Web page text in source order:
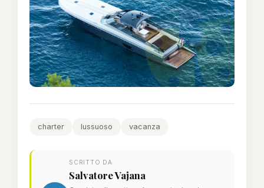
charter lussuoso vacanza
SCRITTO DA
Salvatore Vajana